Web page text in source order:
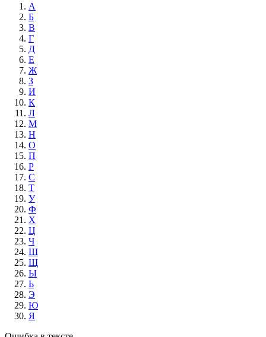
А
Б
В
Г
Д
Е
Ж
З
И
К
Л
М
Н
О
П
Р
С
Т
У
Ф
Х
Ц
Ч
Ш
Щ
Ы
Ь
Э
Ю
Я